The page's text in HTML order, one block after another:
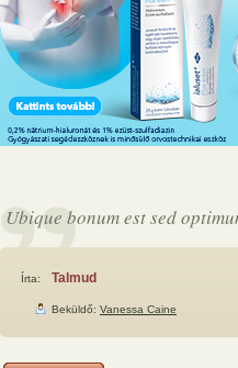
Ubique bonum est sed
Írta: Talmud
Beküldő: Vanessa Caine